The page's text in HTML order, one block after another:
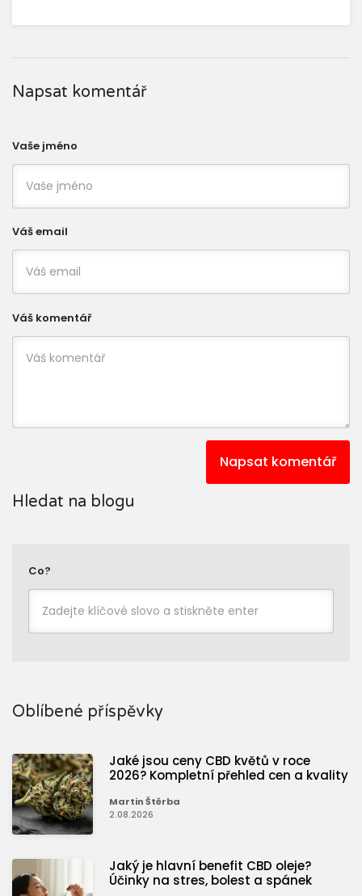
Napsat komentář
Vaše jméno
Váš email
Váš komentář
Napsat komentář
Hledat na blogu
Co?
Oblíbené příspěvky
Jaké jsou ceny CBD květů v roce
2026? Kompletní přehled cen a kvality
Martin Štěrba
2.08.2026
Jaký je hlavní benefit CBD oleje?
Účinky na stres, bolest a spánek